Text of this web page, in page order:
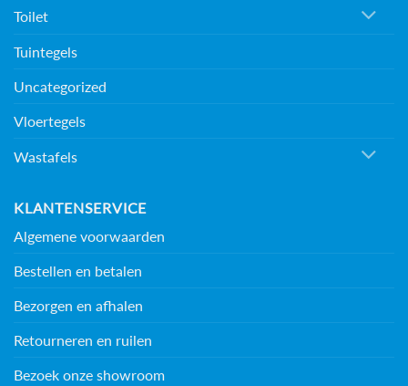
Toilet
Tuintegels
Uncategorized
Vloertegels
Wastafels
KLANTENSERVICE
Algemene voorwaarden
Bestellen en betalen
Bezorgen en afhalen
Retourneren en ruilen
Bezoek onze showroom